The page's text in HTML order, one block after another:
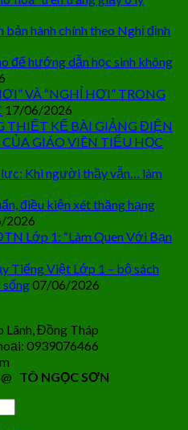
hành chính theo Nghị định
để hướng dẫn học sinh không
VÀ “NGHỈ HƠI” TRONG
17/06/2026
THIẾT KẾ BÀI GIẢNG ĐIỆN
GIÁO VIÊN TIỂU HỌC
Khi người thầy vẫn… làm
điều kiện xét thăng hạng
2026
Lớp 1: “Làm Quen Với Bạn
Tiếng Việt Lớp 1 – bộ sách
07/06/2026
Đồng Tháp
0939076466
TÔ NGỌC SƠN